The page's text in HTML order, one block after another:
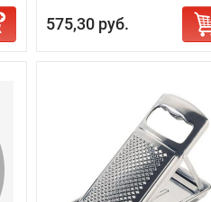
575,30 руб.